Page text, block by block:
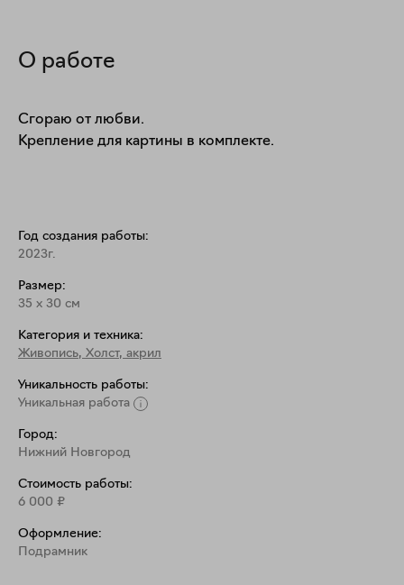
О работе
Сгораю от любви.
Крепление для картины в комплекте.
Год создания работы:
2023г.
Размер:
35 x 30 см
Категория и техника:
Живопись, Холст, акрил
Уникальность работы:
Уникальная работа
Город:
Нижний Новгород
Стоимость работы:
6 000 ₽
Оформление:
Подрамник